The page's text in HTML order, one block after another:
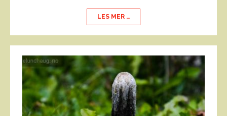
LES MER …